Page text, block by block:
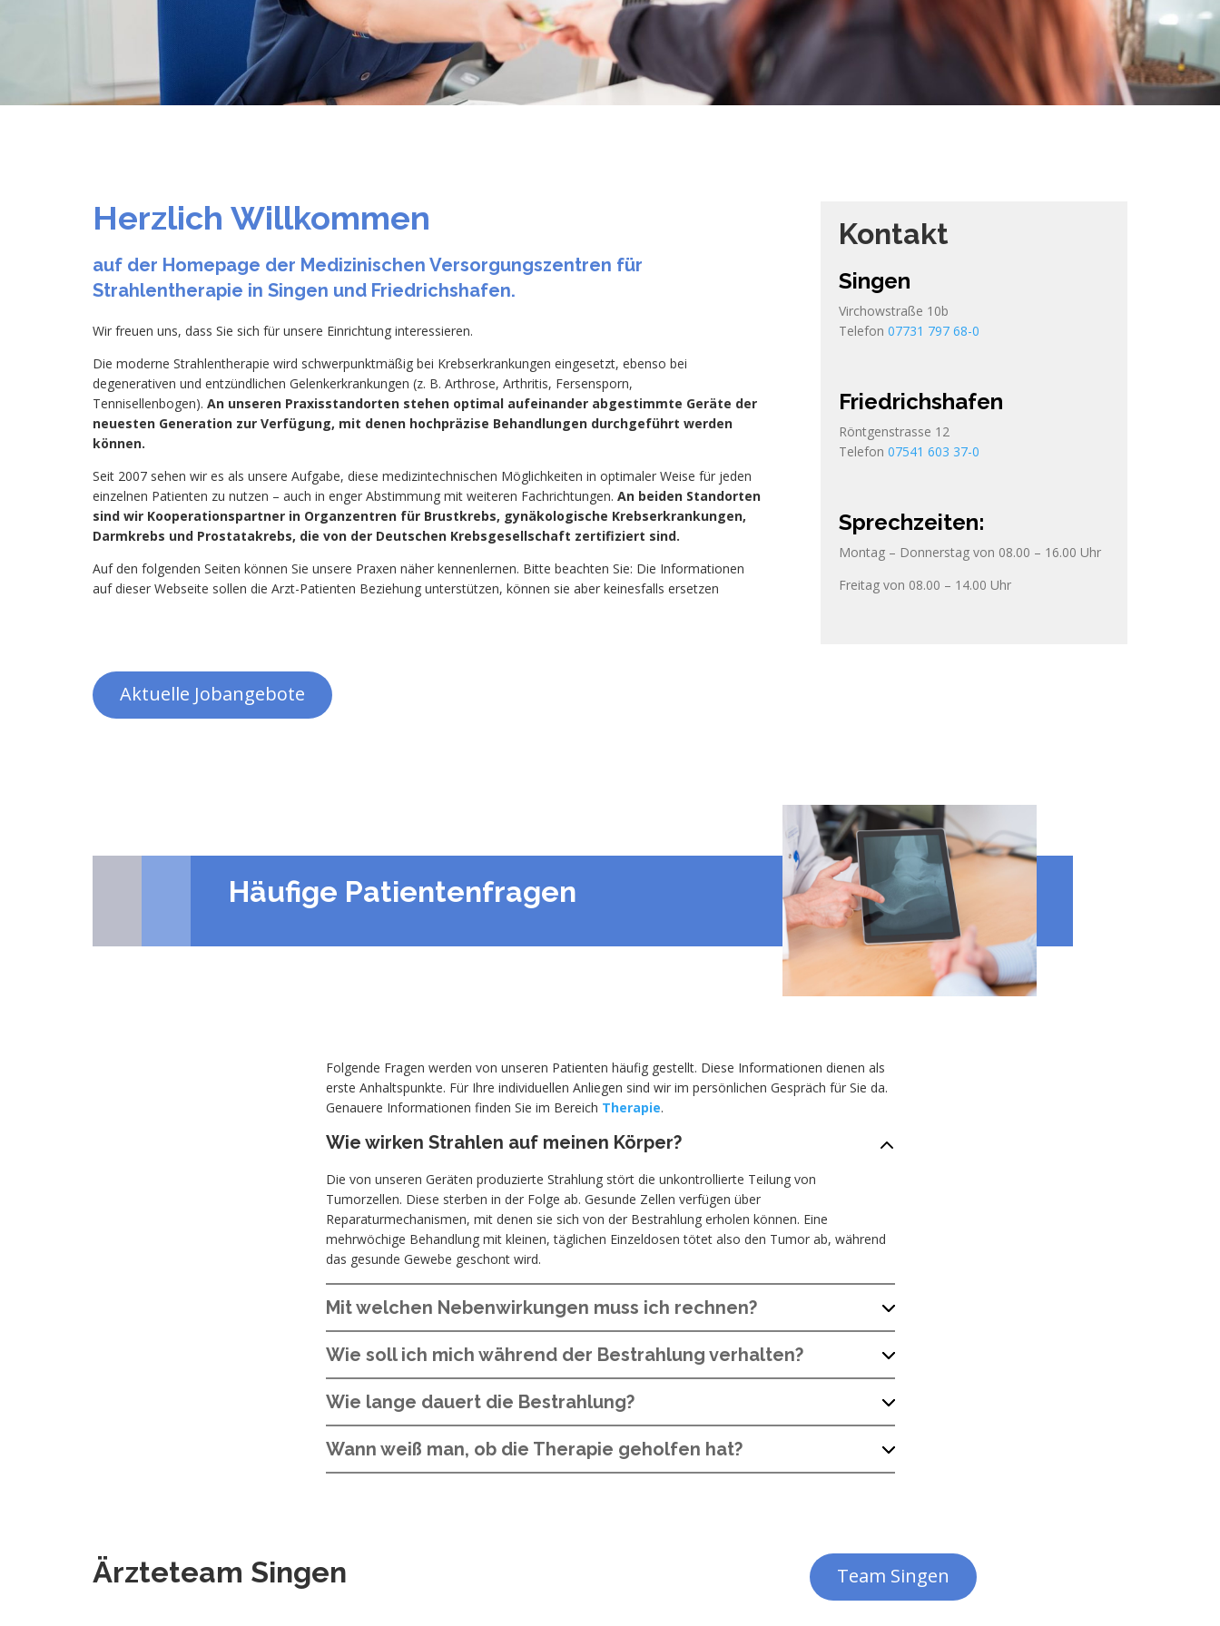
Herzlich Willkommen
auf der Homepage der Medizinischen Versorgungszentren für
Strahlentherapie in Singen und Friedrichshafen.
Wir freuen uns, dass Sie sich für unsere Einrichtung interessieren.
Die moderne Strahlentherapie wird schwerpunktmäßig bei Krebserkrankungen eingesetzt, ebenso bei
degenerativen und entzündlichen Gelenkerkrankungen (z. B. Arthrose, Arthritis, Fersensporn,
Tennisellenbogen). An unseren Praxisstandorten stehen optimal aufeinander abgestimmte Geräte der
neuesten Generation zur Verfügung, mit denen hochpräzise Behandlungen durchgeführt werden
können.
Seit 2007 sehen wir es als unsere Aufgabe, diese medizintechnischen Möglichkeiten in optimaler Weise für jeden
einzelnen Patienten zu nutzen – auch in enger Abstimmung mit weiteren Fachrichtungen. An beiden Standorten
sind wir Kooperationspartner in Organzentren für Brustkrebs, gynäkologische Krebserkrankungen,
Darmkrebs und Prostatakrebs, die von der Deutschen Krebsgesellschaft zertifiziert sind.
Auf den folgenden Seiten können Sie unsere Praxen näher kennenlernen. Bitte beachten Sie: Die Informationen
auf dieser Webseite sollen die Arzt-Patienten Beziehung unterstützen, können sie aber keinesfalls ersetzen
Aktuelle Jobangebote
Kontakt
Singen
Virchowstraße 10b
Telefon 07731 797 68-0
Friedrichshafen
Röntgenstrasse 12
Telefon 07541 603 37-0
Sprechzeiten:
Montag – Donnerstag von 08.00 – 16.00 Uhr
Freitag von 08.00 – 14.00 Uhr
Häufige Patientenfragen
Folgende Fragen werden von unseren Patienten häufig gestellt. Diese Informationen dienen als
erste Anhaltspunkte. Für Ihre individuellen Anliegen sind wir im persönlichen Gespräch für Sie da.
Genauere Informationen finden Sie im Bereich Therapie.
Wie wirken Strahlen auf meinen Körper?
Die von unseren Geräten produzierte Strahlung stört die unkontrollierte Teilung von
Tumorzellen. Diese sterben in der Folge ab. Gesunde Zellen verfügen über
Reparaturmechanismen, mit denen sie sich von der Bestrahlung erholen können. Eine
mehrwöchige Behandlung mit kleinen, täglichen Einzeldosen tötet also den Tumor ab, während
das gesunde Gewebe geschont wird.
Mit welchen Nebenwirkungen muss ich rechnen?
Wie soll ich mich während der Bestrahlung verhalten?
Wie lange dauert die Bestrahlung?
Wann weiß man, ob die Therapie geholfen hat?
Ärzteteam Singen Team Singen